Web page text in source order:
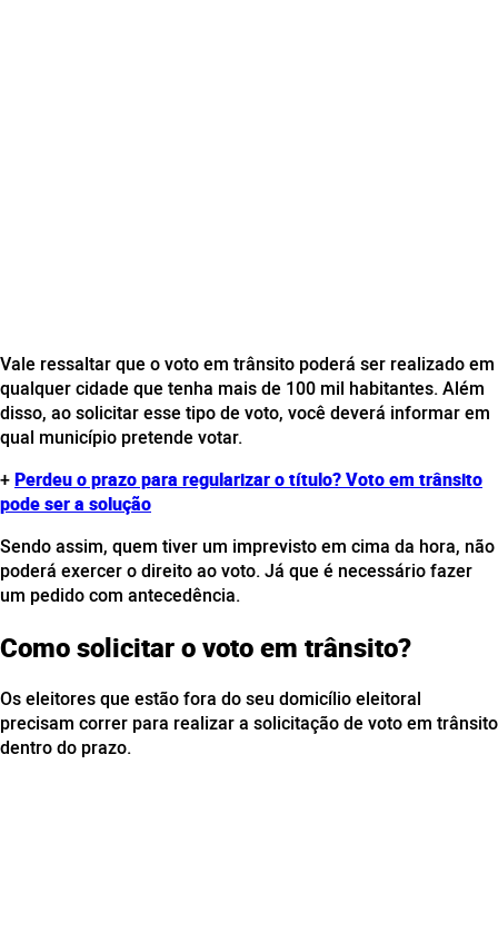
Vale ressaltar que o voto em trânsito poderá ser realizado em
qualquer cidade que tenha mais de 100 mil habitantes. Além
disso, ao solicitar esse tipo de voto, você deverá informar em
qual município pretende votar.
+Perdeu o prazo para regularizar o título? Voto em trânsito
pode ser a solução
Sendo assim, quem tiver um imprevisto em cima da hora, não
poderá exercer o direito ao voto. Já que é necessário fazer
um pedido com antecedência.
Como solicitar o voto em trânsito?
Os eleitores que estão fora do seu domicílio eleitoral
precisam correr para realizar a solicitação de voto em trânsito
dentro do prazo.